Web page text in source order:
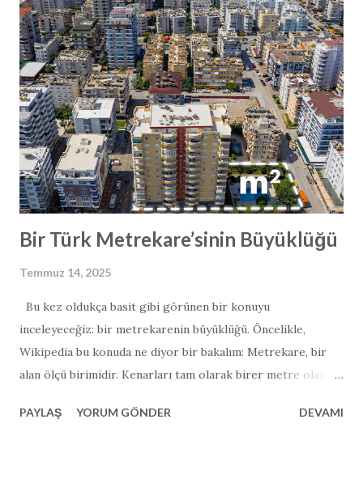
durumda. Vaat: Daha Hızlı Ulaşım ve Ekonomik Büyüme
Türk hükümeti Alanya–Serik otoyolunu “oyun değiştirici”
olarak tanımlıyor. Yetkililere göre otoyol, modern tasarımı
sayesinde mevcut 2,5 saatlik seyahat süresini yalnızca 36
dakikaya indirecek. Proje; 84 km ana yol, 38 km bağlantı yolu,
8 tünel ve 19 viyadükten oluşuyor ve saatte 140 km hıza
uygun şekilde planlanmış. Zaman tasarrufunun ötesinde
otoyol, bölgesel kalkınmayı hızlandıracak bir adım olarak
görülüyor. Daha iyi bağla...
Bir Türk Metrekare’sinin Büyüklüğü
Temmuz 14, 2025
Bu kez oldukça basit gibi görünen bir konuyu
inceleyeceğiz: bir metrekarenin büyüklüğü. Öncelikle,
Wikipedia bu konuda ne diyor bir bakalım: Metrekare, bir
alan ölçü birimidir. Kenarları tam olarak birer metre olan
duyanlar için belirtelim: bir metrekare, 0,000001
PAYLAŞ YORUM GÖNDER DEVAMI